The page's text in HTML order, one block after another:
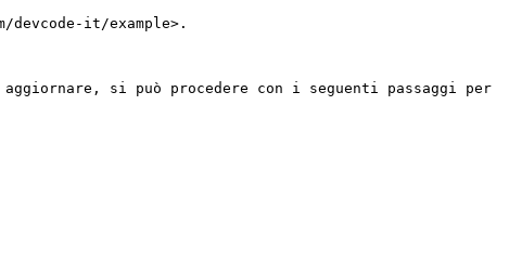
it/example>.
si può procedere con i seguenti passaggi per